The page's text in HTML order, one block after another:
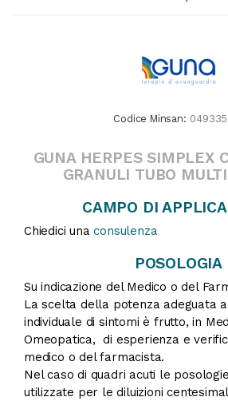
Codice Minsan:
GUNA HERPES SIMPLEX
GRANULI TUBO
CAMPO DI
Chiedici unaconsulenza
POSOLOGIA
Su indicazione del Medico o del
La scelta della potenza adeguata
individuale di sintomi è frutto, in
Omeopatica, di esperienza e
medico o del farmacista.
Nel caso di quadri acuti le
utilizzate per le diluizioni